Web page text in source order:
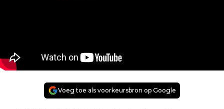
Voeg toe als voorkeursbron op Google